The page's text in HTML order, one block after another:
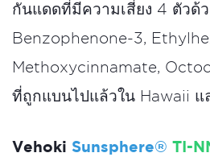
กันแดดที่มีความเสี่ยง 4 ตัวด้
Benzophenone-3,
Methoxycinnamate,
ที่ถูกแบนไปแล้วใน Hawaii แ
Vehoki Sunsphere® TI-